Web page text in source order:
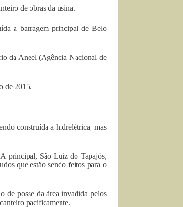
de obras da usina.
a barragem principal de Belo
da Aneel (Agência Nacional de
de 2015.
construída a hidrelétrica, mas
principal, São Luiz do Tapajós,
que estão sendo feitos para o
de posse da área invadida pelos
pacificamente.